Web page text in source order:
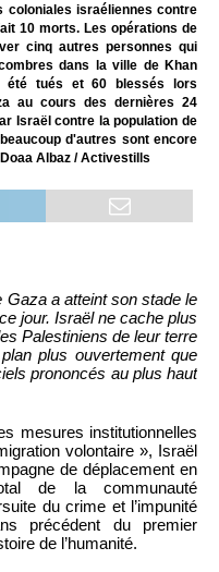
israéliennes contre
10 morts. Les opérations de
cinq autres personnes qui
dans la ville de Khan
été tués et 60 blessés lors
au cours des dernières 24
Israël contre la population de
d'autres sont encore
Albaz / Activestills
Gaza a atteint son stade le
jour. Israël ne cache plus
Palestiniens de leur terre
plus ouvertement que
prononcés au plus haut
mesures institutionnelles
volontaire », Israël
de déplacement en
de la communauté
du crime et l’impunité
précédent du premier
de l’humanité.